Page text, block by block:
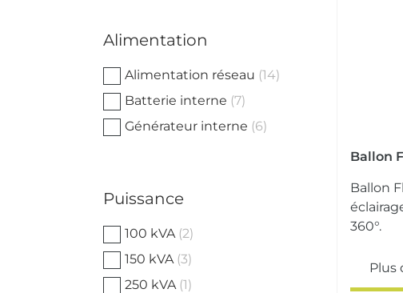
Alimentation
Alimentation réseau (14)
Batterie interne (7)
Générateur interne (6)
Puissance
100 kVA (2)
150 kVA (3)
250 kVA (1)
Ballon
Ballon
360°.
Plus